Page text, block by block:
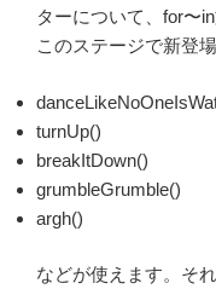
ターについて、for〜
このステージで新登
turnUp()
breakItDown()
grumbleGrumble()
argh()
などが使えます。そ